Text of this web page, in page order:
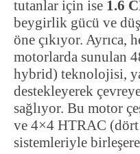
tutanlar için ise 1.6
beygirlik gücü ve
öne çıkıyor. Ayrıca,
motorlarda sunulan
hybrid) teknolojisi,
destekleyerek
sağlıyor. Bu motor
ve 4×4 HTRAC
sistemleriyle